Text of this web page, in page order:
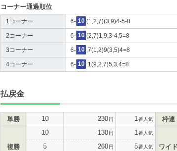
コーナー通過順位
1コーナー 6- 10 (1,2,7)(3,9)4-5-8
2コーナー 6- 10 (2,7)1,9,3-4,5=8
3コーナー 6- 10 ,7(1,2)9(3,5)4=8
4コーナー 6- 10 ,1(9,2,7)5,3,4=8
払戻金
単勝 10 230円 1 番人気
複勝
10 130円 1 番人気
5 260円 5番人気
枠連
ワイド